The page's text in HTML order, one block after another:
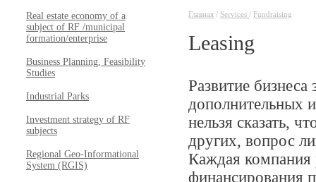
Real estate economy of a
subject of RF /municipal
formation/enterprise
Business Planning, Feasibility
Studies
Industrial Parks
Investment strategy of RF
subjects
Regional Geo-Informational
System (RGIS)
Главная / Services / Fundraising
Leasing
Развитие
дополнительных
нельзя сказать,
других, вопрос
Каждая компания
финансирования